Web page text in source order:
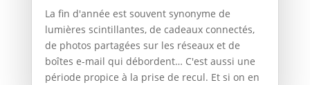
La fin d'année est souvent synonyme de
lumières scintillantes, de cadeaux connectés,
de photos partagées sur les réseaux et de
boîtes e-mail qui débordent… C'est aussi une
période propice à la prise de recul. Et si on en